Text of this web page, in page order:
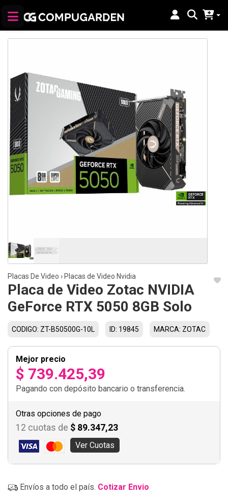
Placas De Video › Placas de Video Nvidia
Placa de Video Zotac NVIDIA
GeForce RTX 5050 8GB Solo
CODIGO: ZT-B50500G-10L ID: 19845 MARCA: ZOTAC
Mejor precio
$ 739.425,39
Pagando con depósito bancario o transferencia.
Otras opciones de pago
12 cuotas de $ 89.347,23
Ver Cuotas
Envíos a todo el país. Cotizar Envio